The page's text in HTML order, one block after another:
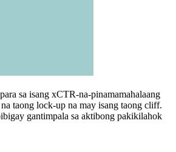
sa isang xCTR-na-pinamamahalaang
taong lock-up na may isang taong cliff.
gantimpala sa aktibong pakikilahok